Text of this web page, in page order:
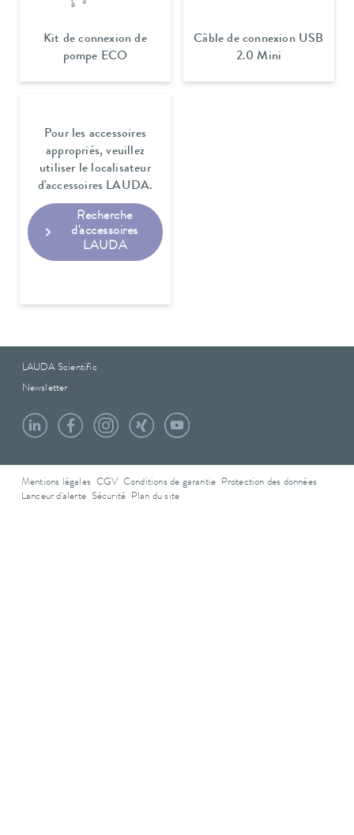
Kit de connexion de
pompe ECO
Câble de connexion USB
2.0 Mini
Pour les accessoires
appropriés, veuillez
utiliser le localisateur
d'accessoires LAUDA.
Recherche
d'accessoires
LAUDA
LAUDA Scientific
Newsletter
Mentions légales CGV Conditions de garantie
Protection des données
Lanceur d'alerte Sécurité Plan du site